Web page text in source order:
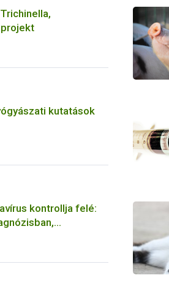
kutatások
kontrollja felé:
vakcinálásban